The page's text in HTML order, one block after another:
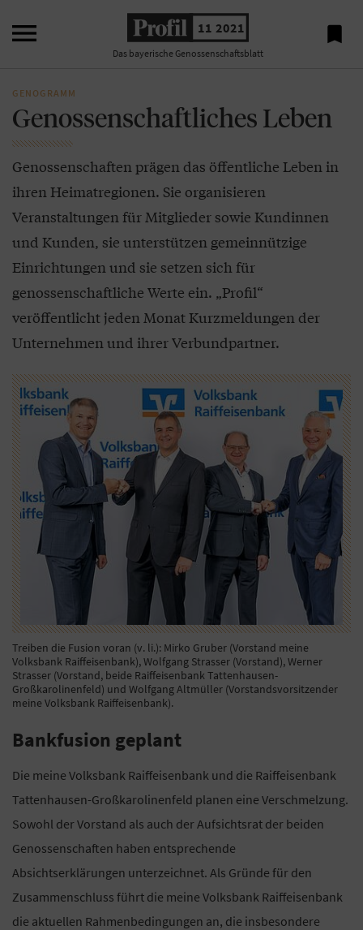
 11 2021
Das bayerische Genossenschaftsblatt

GENOGRAMM
Genossenschaftliches Leben
Genossenschaften prägen das öffentliche Leben in
ihren Heimatregionen. Sie organisieren
Veranstaltungen für Mitglieder sowie Kundinnen
und Kunden, sie unterstützen gemeinnützige
Einrichtungen und sie setzen sich für
genossenschaftliche Werte ein. „Profil“
veröffentlicht jeden Monat Kurzmeldungen der
Unternehmen und ihrer Verbundpartner.
Treiben die Fusion voran (v. li.): Mirko Gruber (Vorstand meine
Volksbank Raiffeisenbank), Wolfgang Strasser (Vorstand), Werner
Strasser (Vorstand, beide Raiffeisenbank Tattenhausen-
Großkarolinenfeld) und Wolfgang Altmüller (Vorstandsvorsitzender
meine Volksbank Raiffeisenbank).
Bankfusion geplant
Die meine Volksbank Raiffeisenbank und die Raiffeisenbank
Tattenhausen-Großkarolinenfeld planen eine Verschmelzung.
Sowohl der Vorstand als auch der Aufsichtsrat der beiden
Genossenschaften haben entsprechende
Absichtserklärungen unterzeichnet. Als Gründe für den
Zusammenschluss führt die meine Volksbank Raiffeisenbank
die aktuellen Rahmenbedingungen an, die insbesondere